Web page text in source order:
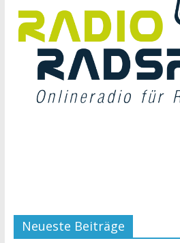
Neueste Beiträge